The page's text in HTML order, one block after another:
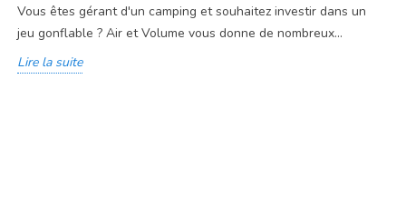
Vous êtes gérant d'un camping et souhaitez investir dans un
jeu gonflable ? Air et Volume vous donne de nombreux...
Lire la suite